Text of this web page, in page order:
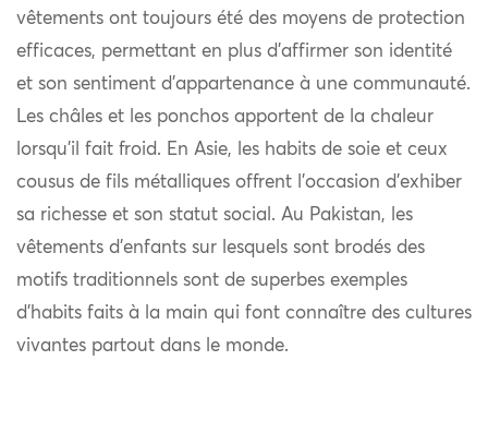
vêtements ont toujours été des moyens de protection
efficaces, permettant en plus d’affirmer son identité
et son sentiment d’appartenance à une communauté.
Les châles et les ponchos apportent de la chaleur
lorsqu’il fait froid. En Asie, les habits de soie et ceux
cousus de fils métalliques offrent l’occasion d’exhiber
sa richesse et son statut social. Au Pakistan, les
vêtements d’enfants sur lesquels sont brodés des
motifs traditionnels sont de superbes exemples
d’habits faits à la main qui font connaître des cultures
vivantes partout dans le monde.